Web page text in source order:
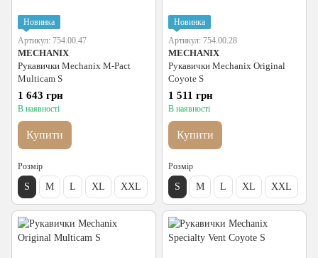
Новинка
Артикул: 754.00.47
MECHANIX
Рукавички Mechanix M-Pact
Multicam S
1 643 грн
В наявності
Купити
Розмір
S M L XL XXL
Новинка
Артикул: 754.00.28
MECHANIX
Рукавички Mechanix Original
Coyote S
1 511 грн
В наявності
Купити
Розмір
S M L XL XXL